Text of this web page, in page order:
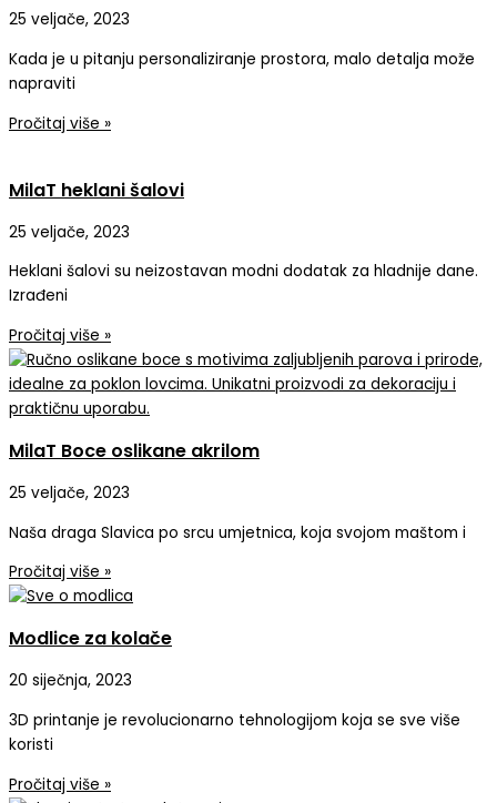
25 veljače, 2023
Kada je u pitanju personaliziranje prostora, malo detalja može
napraviti
Pročitaj više »
MilaT heklani šalovi
25 veljače, 2023
Heklani šalovi su neizostavan modni dodatak za hladnije dane.
Izrađeni
Pročitaj više »
MilaT Boce oslikane akrilom
25 veljače, 2023
Naša draga Slavica po srcu umjetnica, koja svojom maštom i
Pročitaj više »
Modlice za kolače
20 siječnja, 2023
3D printanje je revolucionarno tehnologijom koja se sve više
koristi
Pročitaj više »